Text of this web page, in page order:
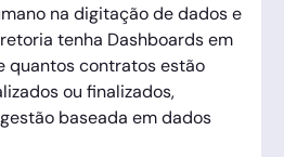
na digitação de dados e
tenha Dashboards em
quantos contratos estão
ou finalizados,
baseada em dados